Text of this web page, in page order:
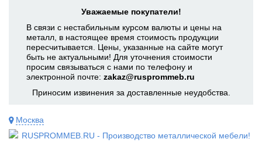
Уважаемые покупатели!
В связи с нестабильным курсом валюты и цены на
металл, в настоящее время стоимость продукции
пересчитывается. Цены, указанные на сайте могут
быть не актуальными! Для уточнения стоимости
просим связываться с нами по телефону и
электронной почте: zakaz@rusprommeb.ru
Приносим извинения за доставленные неудобства.
Москва